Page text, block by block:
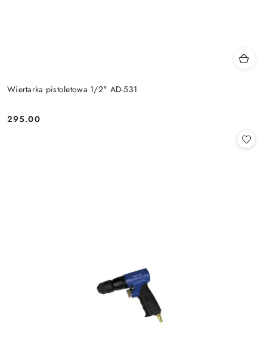
Wiertarka pistoletowa 1/2" AD-531
Cena:
295.00